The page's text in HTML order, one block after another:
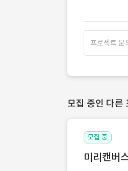
프로젝트 문
모집 중인 다른
모집 중
미리캔버